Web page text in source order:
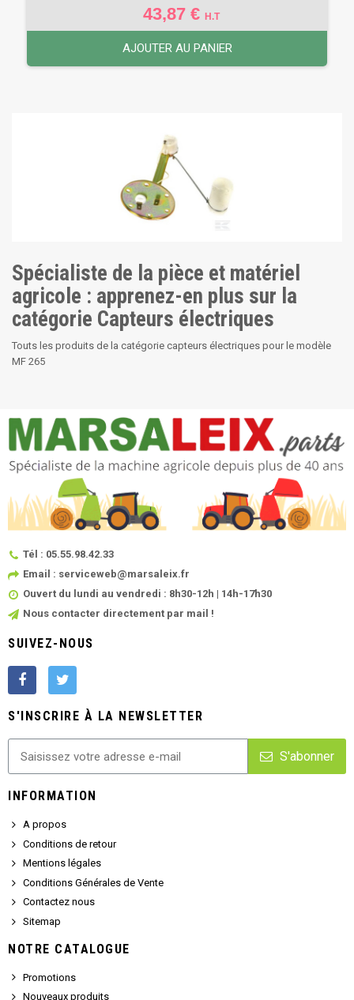
43,87 € H.T
AJOUTER AU PANIER
Spécialiste de la pièce et matériel
agricole : apprenez-en plus sur la
catégorie Capteurs électriques
Touts les produits de la catégorie capteurs électriques pour le modèle
MF 265
Tél : 05.55.98.42.33
Email : serviceweb@marsaleix.fr
Ouvert du lundi au vendredi : 8h30-12h | 14h-17h30
Nous contacter directement par mail !
SUIVEZ-NOUS
S'INSCRIRE À LA NEWSLETTER
S'abonner
INFORMATION
A propos
Conditions de retour
Mentions légales
Conditions Générales de Vente
Contactez nous
Sitemap
NOTRE CATALOGUE
Promotions
Nouveaux produits